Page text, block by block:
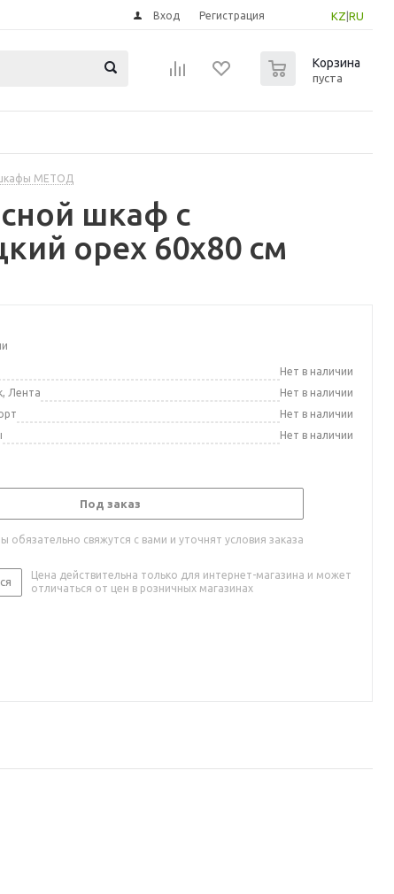
KZ RU
Вход Регистрация
Корзина
пуста
МЕТОД
шкаф с
орех 60x80 см
Нет в наличии
Лента
Нет в наличии
Нет в наличии
Нет в наличии
Под заказ
обязательно свяжутся с вами и уточнят условия заказа
Цена действительна только для интернет-магазина и может
отличаться от цен в розничных магазинах